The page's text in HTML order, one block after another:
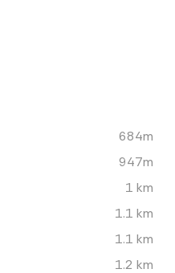
684m
947m
1 km
1.1 km
1.1 km
1.2 km